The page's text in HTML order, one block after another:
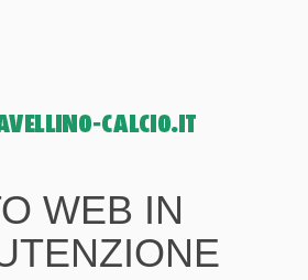
WEB IN